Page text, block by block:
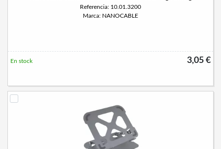
Referencia: 10.01.3200
Marca: NANOCABLE
3,05 €
En stock